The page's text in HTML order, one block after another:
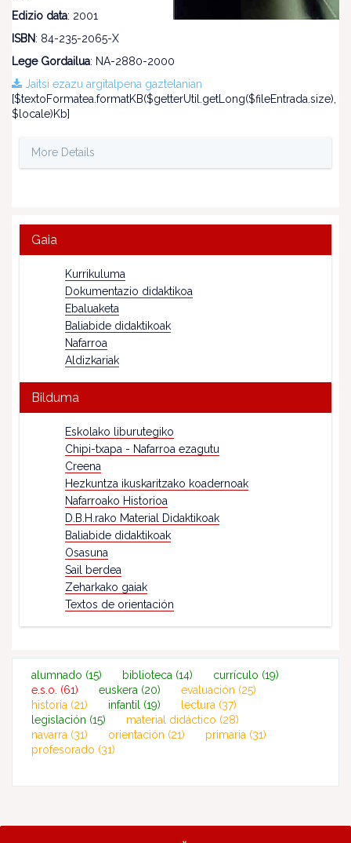
Edizio data: 2001
ISBN: 84-235-2065-X
Lege Gordailua: NA-2880-2000
Jaitsi ezazu argitalpena gaztelanian
[$textoFormatea.formatKB($getterUtil.getLong($fileEntrada.size),
$locale)Kb]
More Details
Gaia
Kurrikuluma
Dokumentazio didaktikoa
Ebaluaketa
Baliabide didaktikoak
Nafarroa
Aldizkariak
Bilduma
Eskolako liburutegiko
Chipi-txapa - Nafarroa ezagutu
Creena
Hezkuntza ikuskaritzako koadernoak
Nafarroako Historioa
D.B.H.rako Material Didaktikoak
Baliabide didaktikoak
Osasuna
Sail berdea
Zeharkako gaiak
Textos de orientación
alumnado (15) biblioteca (14) currículo (19)
e.s.o. (61) euskera (20) evaluación (25)
historia (21) infantil (19) lectura (37)
legislación (15) material didáctico (28)
navarra (31) orientación (21) primaria (31)
profesorado (31)